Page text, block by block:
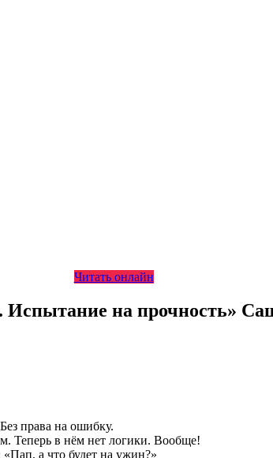
Читать онлайн
Испытание на прочность»
права на ошибку.
Теперь в нём нет логики. Вообще!
а что будет на ужин?»